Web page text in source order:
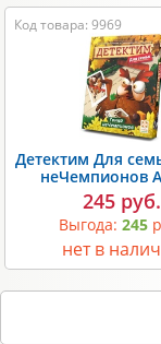
Код товара: 9969
Детектим Для
неЧемпионов
245 руб.
Выгода:245
нет в